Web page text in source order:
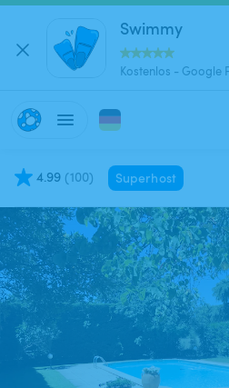
Swimmy
Kostenlos - Google
4.99 (100) Superhost